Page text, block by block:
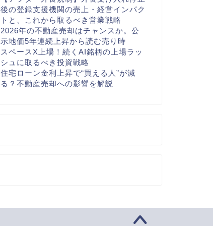
後の登録支援機関の売上・経営インパク
トと、これから取るべき営業戦略
2026年の不動産売却はチャンスか。公
示地価5年連続上昇から読む売り時
スペースX上場！続くAI銘柄の上場ラッ
シュに取るべき投資戦略
住宅ローン金利上昇で“買える人”が減
る？不動産売却への影響を解説